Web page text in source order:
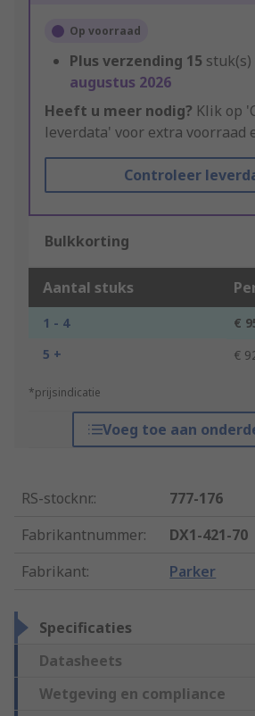
Op voorraad
Plus verzending 15
augustus 2026
Heeft u meer nodig? Klik op
leverdata' voor extra voorraad
Controleer
Bulkkorting
Aantal stuks
1 - 4
€
5 +
€
*prijsindicatie
Voeg toe aan
RS-stocknr.:
777-176
Fabrikantnummer:
DX1-421-70
Fabrikant: Parker
Specificaties
Datasheets
Wetgeving en compliance